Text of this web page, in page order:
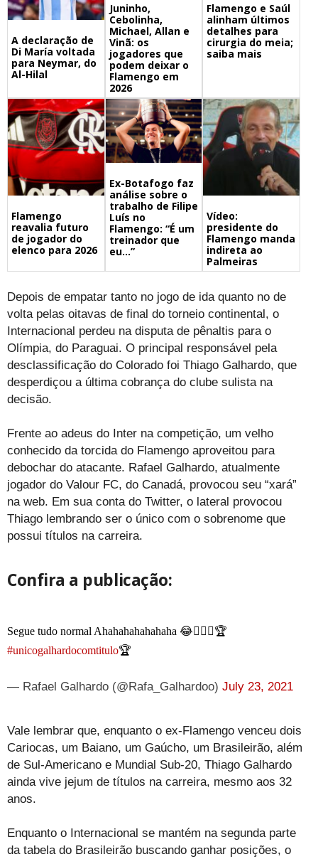
A declaração de
Di María voltada
para Neymar, do
Al-Hilal
Juninho,
Cebolinha,
Michael, Allan e
Vinã: os
jogadores que
podem deixar o
Flamengo em
2026
Flamengo e Saúl
alinham últimos
detalhes para
cirurgia do meia;
saiba mais
Flamengo
reavalia futuro
de jogador do
elenco para 2026
Ex-Botafogo faz
análise sobre o
trabalho de Filipe
Luís no
Flamengo: “É um
treinador que
eu…”
Vídeo:
presidente do
Flamengo manda
indireta ao
Palmeiras
Depois de empatar tanto no jogo de ida quanto no de
volta pelas oitavas de final do torneio continental, o
Internacional perdeu na disputa de pênaltis para o
Olímpia, do Paraguai. O principal responsável pela
desclassificação do Colorado foi Thiago Galhardo, que
desperdiçou a última cobrança do clube sulista na
decisão.
Frente ao adeus do Inter na competição, um velho
conhecido da torcida do Flamengo aproveitou para
debochar do atacante. Rafael Galhardo, atualmente
jogador do Valour FC, do Canadá, provocou seu “xará”
na web. Em sua conta do Twitter, o lateral provocou
Thiago lembrando ser o único com o sobrenome que
possui títulos na carreira.
Confira a publicação:
Segue tudo normal Ahahahahahahaha 😂🤷🏼‍♂️🏆
#unicogalhardocomtitulo🏆
— Rafael Galhardo (@Rafa_Galhardoo) July 23, 2021
Vale lembrar que, enquanto o ex-Flamengo venceu dois
Cariocas, um Baiano, um Gaúcho, um Brasileirão, além
de Sul-Americano e Mundial Sub-20, Thiago Galhardo
ainda vive jejum de títulos na carreira, mesmo aos 32
anos.
Enquanto o Internacional se mantém na segunda parte
da tabela do Brasileirão buscando ganhar posições, o